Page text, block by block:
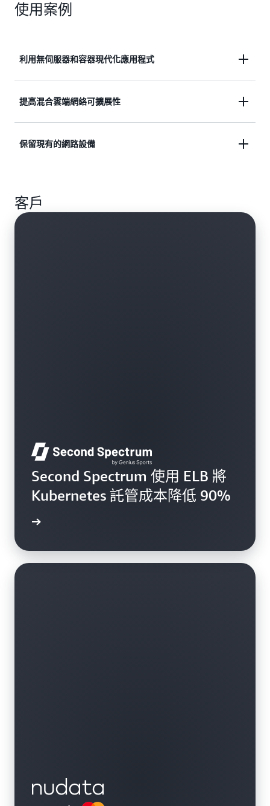
使用案例
利用無伺服器和容器現代化應用程式
擴展現代化應用程式以滿足需求，而無需複雜的組態
進一步了解
提高混合雲端網絡可擴展性
使用單一負載平衡器，跨 AWS 和內部部署資源進行
保留現有的網路設備
靈活性
客戶
Second Spectrum 使用 ELB 將
Kubernetes 託管成本降低 90%